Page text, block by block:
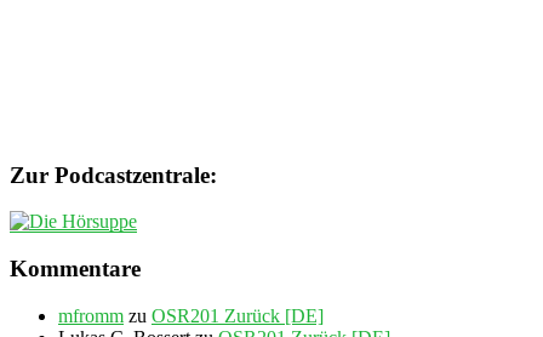
Zur Podcastzentrale:
Kommentare
mfromm zu OSR201 Zurück [DE]